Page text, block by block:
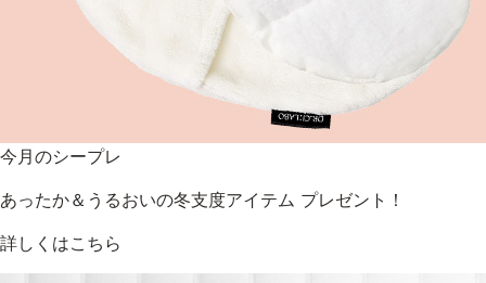
今月のシープレ
あったか＆うるおいの冬支度アイテム プレゼント！
詳しくはこちら